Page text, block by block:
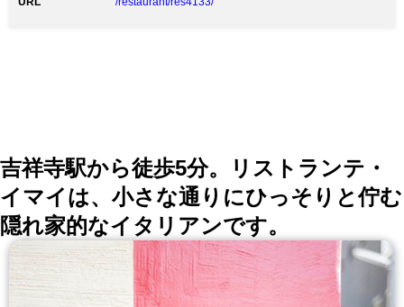
吉祥寺駅から徒歩5分。リストランテ・
イマイは、小さな通りにひっそりと佇む
隠れ家的なイタリアンです。